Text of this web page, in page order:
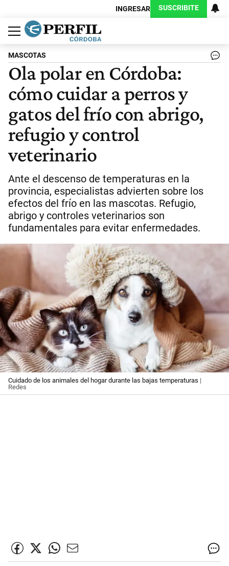
INGRESAR SUSCRIBITE
Política
Economía
Judiciales
Sociedad
Cultura
Espectáculos
Deportes
Protagonistas
MASCOTAS
Ola polar en Córdoba:
cómo cuidar a perros y
gatos del frío con abrigo,
refugio y control
veterinario
Ante el descenso de temperaturas en la
provincia, especialistas advierten sobre los
efectos del frío en las mascotas. Refugio,
abrigo y controles veterinarios son
fundamentales para evitar enfermedades.
Cuidado de los animales del hogar durante las bajas temperaturas |
Redes